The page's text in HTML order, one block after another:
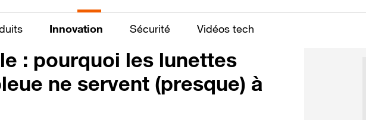
Innovation Sécurité Vidéos tech
: pourquoi les lunettes
ne servent (presque) à